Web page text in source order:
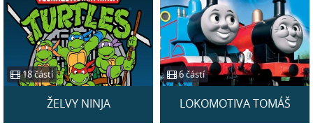
18 částí
ŽELVY NINJA
6 částí
LOKOMOTIVA TOMÁŠ